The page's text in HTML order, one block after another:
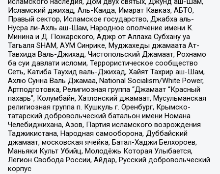
Исламский джихад, Аль-Каида, Имарат Кавказ, АБТО,
Правый сектор, Исламское государство, Джабха аль-
Нусра ли-Ахль аш-Шам, Народное ополчение имени К.
Минина и Д. Пожарского, Аджр от Аллаха Субхану уа
Тагьаля SHAM, АУМ Синрике, Муджахеды джамаата Ат-
Тавхида Валь-Джихад, Чистопольский Джамаат, Рохнамо
ба суи давлати исломи, Террористическое сообщество
Сеть, Катиба Таухид валь-Джихад, Хайят Тахрир аш-Шам,
Ахлю Сунна Валь Джамаа, National Socialism/White Power,
Артподготовка, Религиозная группа “Джамаат “Красный
пахарь”, Колумбайн, Хатлонский джамаат, Мусульманская
религиозная группа п. Кушкуль г. Оренбург, Крымско-
татарский добровольческий батальон имени Номана
Челебиджихана, Азов, Партия исламского возрождения
Таджикистана, Народная самооборона, Дуббайский
джамаат, московская ячейка, Батал-Хаджи Белхороев,
Маньяки Культ Убийц, Молодёжь Которая Улыбается,
Легион Свобода России, Айдар, Русский добровольческий
корпус